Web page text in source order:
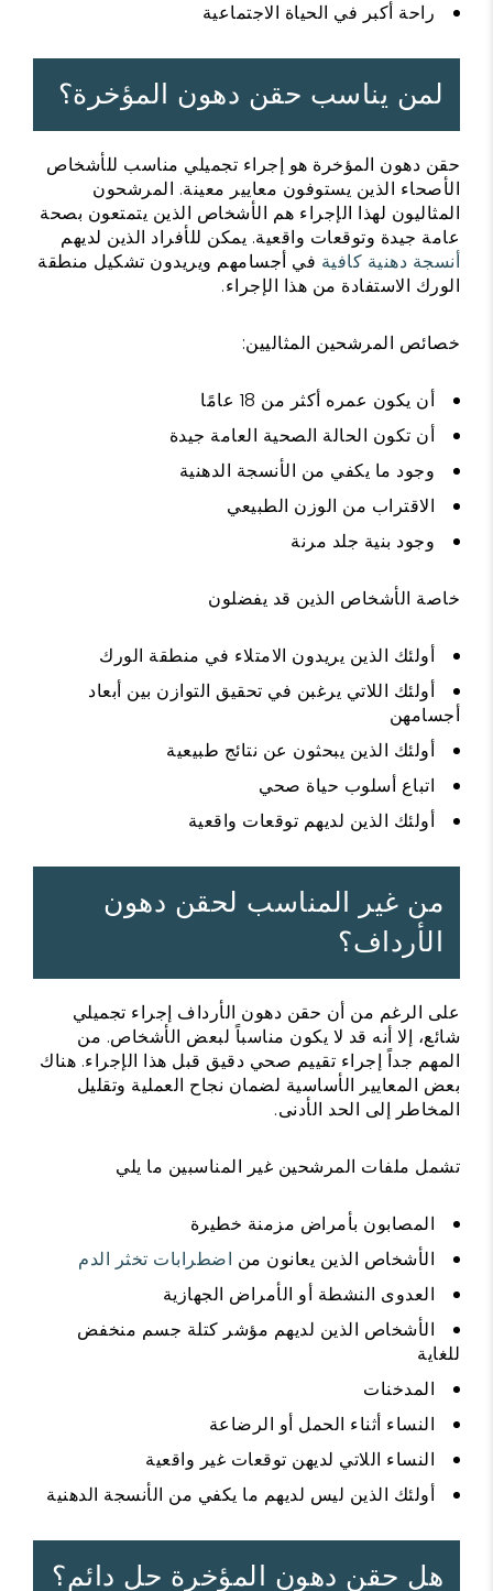
راحة أكبر في الحياة الاجتماعية
لمن يناسب حقن دهون المؤخرة؟
حقن دهون المؤخرة هو إجراء تجميلي مناسب للأشخاص
الأصحاء الذين يستوفون معايير معينة. المرشحون
المثاليون لهذا الإجراء هم الأشخاص الذين يتمتعون بصحة
عامة جيدة وتوقعات واقعية. يمكن للأفراد الذين لديهم
أنسجة دهنية كافية في أجسامهم ويريدون تشكيل منطقة
الورك الاستفادة من هذا الإجراء.
خصائص المرشحين المثاليين:
أن يكون عمره أكثر من 18 عامًا
أن تكون الحالة الصحية العامة جيدة
وجود ما يكفي من الأنسجة الدهنية
الاقتراب من الوزن الطبيعي
وجود بنية جلد مرنة
خاصة الأشخاص الذين قد يفضلون
أولئك الذين يريدون الامتلاء في منطقة الورك
أولئك اللاتي يرغبن في تحقيق التوازن بين أبعاد
أجسامهن
أولئك الذين يبحثون عن نتائج طبيعية
اتباع أسلوب حياة صحي
أولئك الذين لديهم توقعات واقعية
من غير المناسب لحقن دهون
الأرداف؟
على الرغم من أن حقن دهون الأرداف إجراء تجميلي
شائع، إلا أنه قد لا يكون مناسباً لبعض الأشخاص. من
المهم جداً إجراء تقييم صحي دقيق قبل هذا الإجراء. هناك
بعض المعايير الأساسية لضمان نجاح العملية وتقليل
المخاطر إلى الحد الأدنى.
تشمل ملفات المرشحين غير المناسبين ما يلي
المصابون بأمراض مزمنة خطيرة
الأشخاص الذين يعانون من اضطرابات تخثر الدم
العدوى النشطة أو الأمراض الجهازية
الأشخاص الذين لديهم مؤشر كتلة جسم منخفض
للغاية
المدخنات
النساء أثناء الحمل أو الرضاعة
النساء اللاتي لديهن توقعات غير واقعية
أولئك الذين ليس لديهم ما يكفي من الأنسجة الدهنية
هل حقن دهون المؤخرة حل دائم؟